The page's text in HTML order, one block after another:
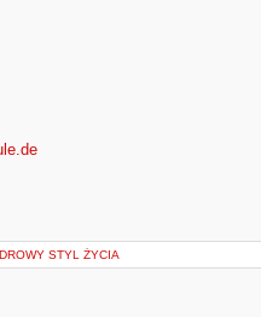
STYL ŻYCIA